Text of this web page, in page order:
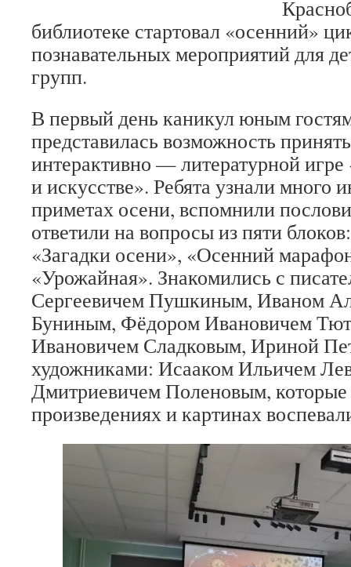
библиотеке стартовал «осенний»
познавательных мероприятий для
групп.
В первый день каникул юным
представилась возможность
интерактивно — литературной игре
и искусстве». Ребята узнали много
приметах осени, вспомнили
ответили на вопросы из пяти
«Загадки осени», «Осенний
«Урожайная». Знакомились с
Сергеевичем Пушкиным, Иваном
Буниным, Фёдором Ивановичем
Ивановичем Сладковым, Ириной
художниками: Исааком Ильичем
Дмитриевичем Поленовым, которые
произведениях и картинах